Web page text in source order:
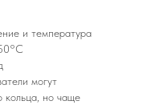
и температура
могут
кольца, но чаще